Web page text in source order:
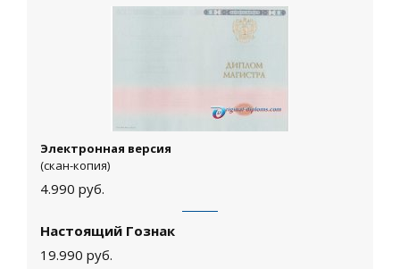
Электронная версия
(скан-копия)
4.990 руб.
Настоящий Гознак
19.990 руб.